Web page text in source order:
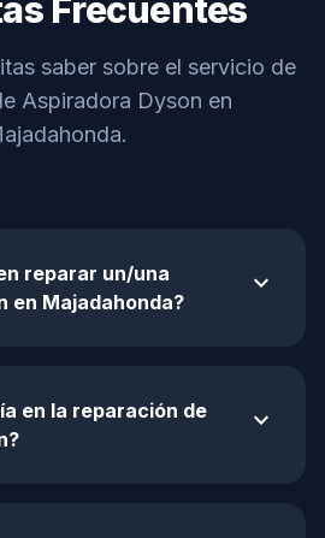
Frecuentes
saber sobre el servicio de
Aspiradora Dyson en
reparar un/una
en Majadahonda?
expand_more
en la reparación de
expand_more